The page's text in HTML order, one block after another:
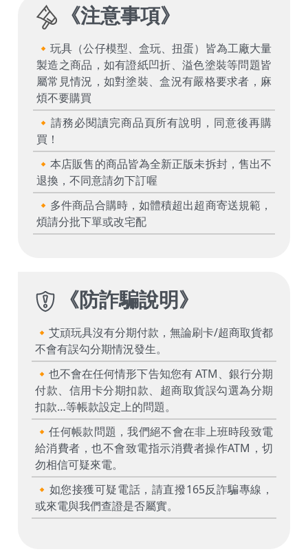
《注意事項》
🔸玩具（公仔模型、盒玩、扭蛋）皆為工廠大量
製造之商品，如有證紙凹折、溢色塗裝等問題皆
屬常見情況，如對塗裝、盒況有嚴格要求者，麻
煩不要購買
🔸請務必閱讀完商品頁所有說明，同意後再購
買！
🔸本店販售的商品皆為全新正版未拆封，售出不
退換，不同意請勿下訂喔
🔸多件商品合購時，如體積超出超商寄送規範，
煩請分批下單或改宅配
《防詐騙說明》
🔸艾頑玩具沒有分期付款，無論刷卡/超商取貨都
不會有誤勾分期情況發生。
🔸也不會在任何情形下告知您有 ATM、銀行分期
付款、信用卡分期扣款、超商取貨誤勾選為分期
扣款…等帳款設定上的問題。
🔸任何帳款問題，我們絕不會在非上班時段致電
給消費者，也不會致電指示消費者操作ATM，切
勿相信可疑來電。
🔸如您接獲可疑電話，請直撥165反詐騙專線，
或來電與我們查證是否屬實。